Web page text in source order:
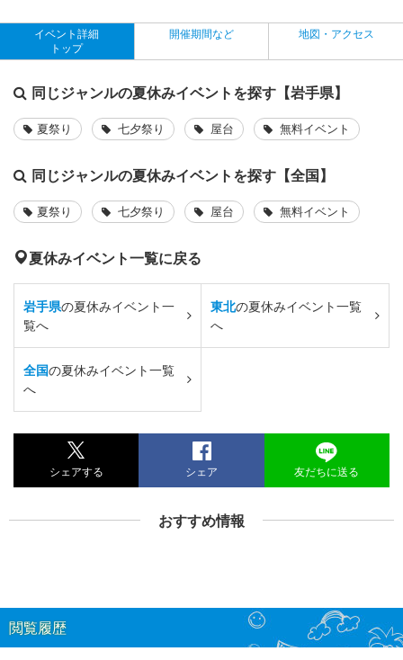
イベント詳細
トップ
開催期間など 地図・アクセス
同じジャンルの夏休みイベントを探す【岩手県】
夏祭り 七夕祭り 屋台 無料イベント
同じジャンルの夏休みイベントを探す【全国】
夏祭り 七夕祭り 屋台 無料イベント
夏休みイベント一覧に戻る
岩手県の夏休みイベント一
覧へ
東北の夏休みイベント一覧
へ
全国の夏休みイベント一覧
へ
シェアする シェア 友だちに送る
おすすめ情報
閲覧履歴